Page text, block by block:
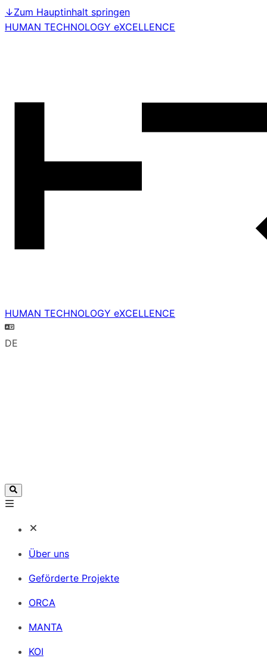
↓Zum Hauptinhalt springen
HUMAN TECHNOLOGY eXCELLENCE
HUMAN TECHNOLOGY eXCELLENCE
DE
Über uns
Geförderte Projekte
ORCA
MANTA
KOI